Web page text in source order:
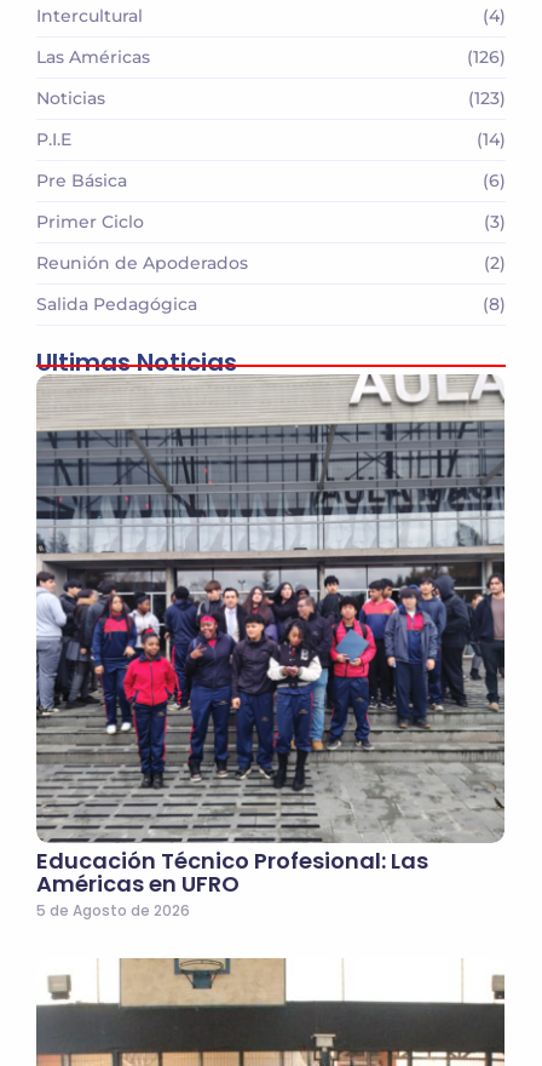
Intercultural
(4)
Las Américas
(126)
Noticias
(123)
P.I.E
(14)
Pre Básica
(6)
Primer Ciclo
(3)
Reunión de Apoderados
(2)
Salida Pedagógica
(8)
Ultimas Noticias
Educación Técnico Profesional: Las
Américas en UFRO
5 de Agosto de 2026